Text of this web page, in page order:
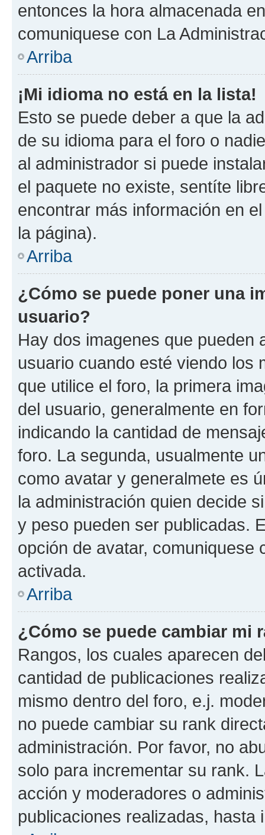
entonces la hora almacenada
comuniquese con La
Arriba
¡Mi idioma no está en la lista!
Esto se puede deber a que la
de su idioma para el foro o
al administrador si puede
el paquete no existe, sentíte
encontrar más información en
la página).
Arriba
¿Cómo se puede poner una
usuario?
Hay dos imagenes que pueden
usuario cuando esté viendo los
que utilice el foro, la primera
del usuario, generalmente en
indicando la cantidad de
foro. La segunda, usualmente
como avatar y generalmete es
la administración quien decide
y peso pueden ser publicadas.
opción de avatar, comuniquese
activada.
Arriba
¿Cómo se puede cambiar mi
Rangos, los cuales aparecen
cantidad de publicaciones
mismo dentro del foro, e.j.
no puede cambiar su rank
administración. Por favor, no
solo para incrementar su rank.
acción y moderadores o
publicaciones realizadas, hasta